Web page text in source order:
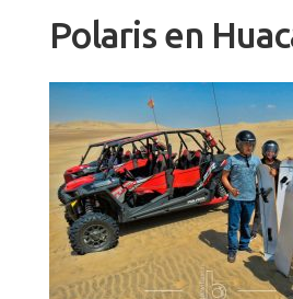
Polaris en